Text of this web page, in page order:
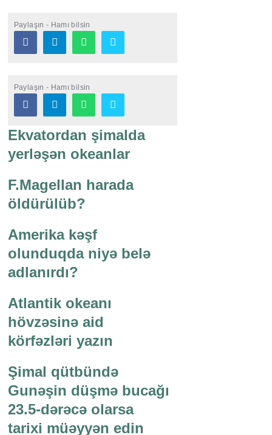
Paylaşın - Hamı bilsin
Paylaşın - Hamı bilsin
Ekvatordan şimalda
yerləşən okeanlar
F.Magellan harada
öldürülüb?
Amerika kəşf
olunduqda niyə belə
adlanırdı?
Atlantik okeanı
hövzəsinə aid
körfəzləri yazın
Şimal qütbündə
Gunəşin düşmə bucağı
23.5-dərəcə olarsa
tarixi müəyyən edin